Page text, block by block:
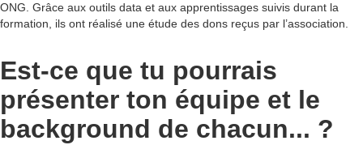
ONG. Grâce aux outils data et aux apprentissages suivis durant la
formation, ils ont réalisé une étude des dons reçus par l’association.
Est-ce que tu pourrais
présenter ton équipe et le
background de chacun... ?